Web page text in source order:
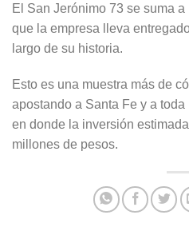
El San Jerónimo 73 se suma
que la empresa lleva
largo de su historia.
Esto es una muestra más de
apostando a Santa Fe y a
en donde la inversión
millones de pesos.